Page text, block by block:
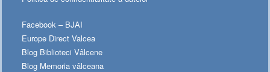
Facebook – BJAI
Europe Direct Valcea
Blog Biblioteci Vâlcene
Blog Memoria vâlceana